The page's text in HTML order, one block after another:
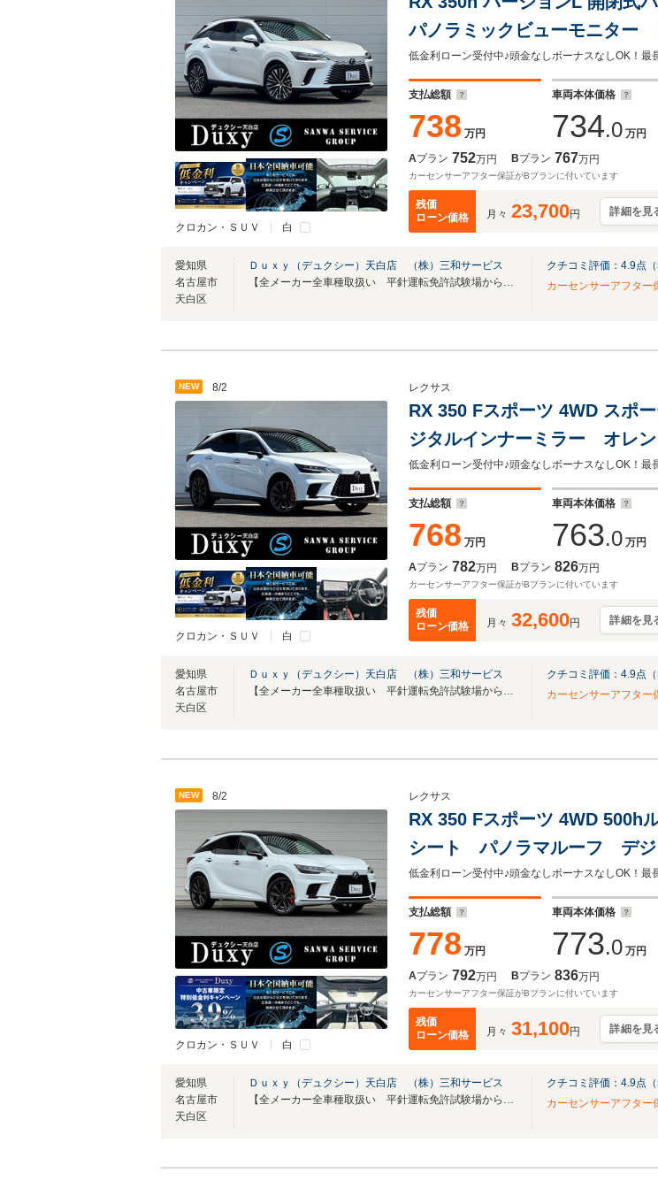
クロカン・ＳＵＶ 白
パノラミックビューモニター
レイ ETC2.0 前後ドライブ
パワーバックドア
支払総額
738 万円
車両本体価格
734.0 万円
Aプラン 752万円 Bプラン 767万円
カーセンサーアフター保証がBプランに付いています
残価
ローン価格
月々 23,700円 詳細を見
愛知県
名古屋市
天白区
Ｄｕｘｙ（デュクシー）天白店 （株）三和サービス
【全メーカー全車種取扱い 平針運転免許試験場から5分！】
クチコミ評価： 4.9点（
カーセンサーアフター
NEW 8/2
クロカン・ＳＵＶ 白
レクサス
RX 350 Fスポーツ 4WD ス
ジタルインナーミラー オレ
ライニング+シートヒーター
正21AW レッド内装
支払総額
768 万円
車両本体価格
763.0 万円
Aプラン 782万円 Bプラン 826万円
カーセンサーアフター保証がBプランに付いています
残価
ローン価格
月々 32,600円 詳細を見
愛知県
名古屋市
天白区
Ｄｕｘｙ（デュクシー）天白店 （株）三和サービス
【全メーカー全車種取扱い 平針運転免許試験場から5分！】
クチコミ評価： 4.9点（
カーセンサーアフター
NEW 8/2
クロカン・ＳＵＶ 白
レクサス
RX 350 Fスポーツ 4WD
シート パノラマルーフ デ
様 レクサスチームメイト
改後12.3TFTメーター
支払総額
778 万円
車両本体価格
773.0 万円
Aプラン 792万円 Bプラン 836万円
カーセンサーアフター保証がBプランに付いています
残価
ローン価格
月々 31,100円 詳細を見
愛知県
名古屋市
天白区
Ｄｕｘｙ（デュクシー）天白店 （株）三和サービス
【全メーカー全車種取扱い 平針運転免許試験場から5分！】
クチコミ評価： 4.9点（
カーセンサーアフター